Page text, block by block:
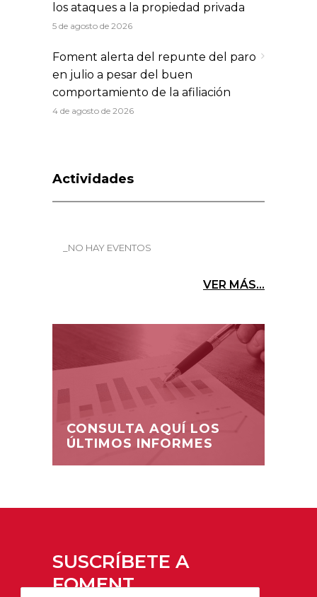
los ataques a la propiedad privada
5 de agosto de 2026
Foment alerta del repunte del paro
en julio a pesar del buen
comportamiento de la afiliación
4 de agosto de 2026
Actividades
_NO HAY EVENTOS
VER MÁS...
CONSULTA AQUÍ LOS
ÚLTIMOS INFORMES
SUSCRÍBETE A
FOMENT